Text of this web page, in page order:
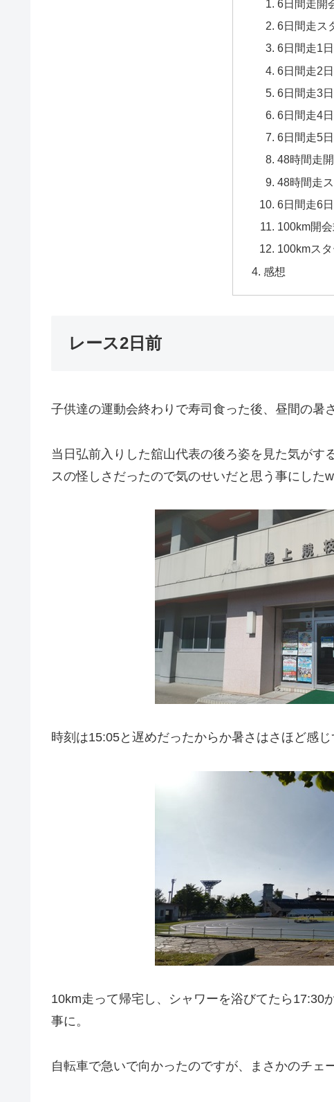
6日間走開
6日間走ス
6日間走1
6日間走2
6日間走3
6日間走4
6日間走5
48時間走
48時間走
6日間走6
100km開
100kmスタ
感想
レース2日前
子供達の運動会終わりで寿司食った後、昼間の暑
当日弘前入りした舘山代表の後ろ姿を見た気がす
スの怪しさだったので気のせいだと思う事にした
時刻は15:05と遅めだったからか暑さはさほど感じ
10km走って帰宅し、シャワーを浴びてたら17:30
事に。
自転車で急いで向かったのですが、まさかのチェ